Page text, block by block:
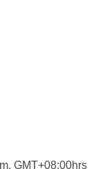
GMT+08:00hrs